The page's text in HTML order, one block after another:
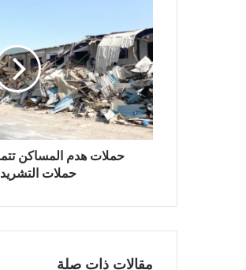
حملات هدم المساكن
حملات
مقالات ذات صلة